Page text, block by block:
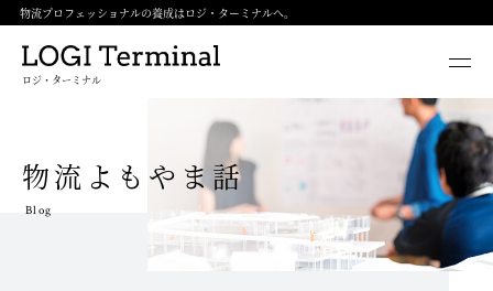
物流プロフェッショナルの養成はロジ・ターミナルへ。
ロジ・ターミナル
物流よもやま話
Blog